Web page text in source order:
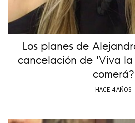
Los planes de
cancelación de 'Viva
comerá?
HACE 4 AÑOS